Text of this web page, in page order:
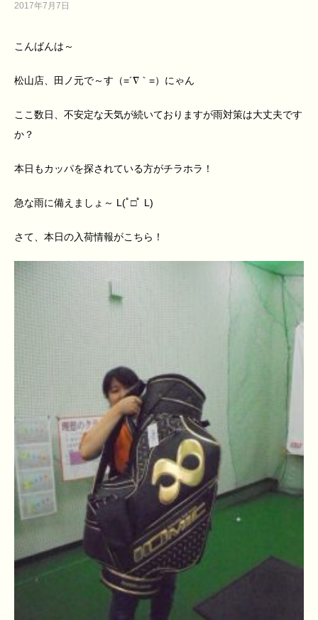
2017年7月7日
こんばんは～
松山店、田ノ元で～す（=´∇｀=）にゃん
ここ数日、不安定な天気が続いておりますが雨対策は大丈夫です
か？
本日もカッパを探されている方がチラホラ！
急な雨に備えましょ～ L(ﾟ□ﾟ L)
さて、本日の入荷情報がこちら！